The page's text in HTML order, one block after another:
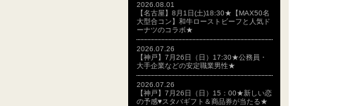
2026.08.01
【名古屋】8月1日(土)18:30★【MAX50名
大型合コン】和牛ローストビーフと人気ド
ーナツのコラボ★
2026.07.26
【神戸】7月26日（日）17:30★公務員・
大手企業などの安定職業男性★
2026.07.26
【神戸】7月26日（日）15：00★新しい恋
の予感♥スタバギフト＆商品券が当たる★